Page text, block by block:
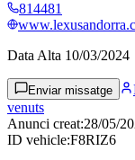
814481
Data Alta 10/03/2024
Enviar missatge
venuts
Anunci creat:28/05/
ID vehicle:F8RIZ6